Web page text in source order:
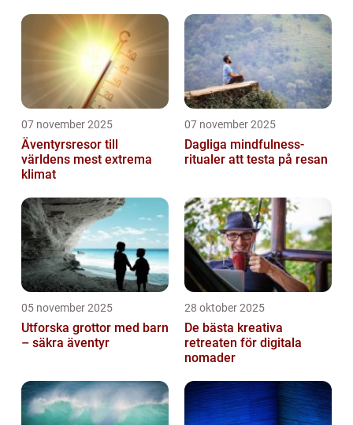
07 november 2025
Äventyrsresor till
världens mest extrema
klimat
07 november 2025
Dagliga mindfulness-
ritualer att testa på resan
05 november 2025
Utforska grottor med barn
– säkra äventyr
28 oktober 2025
De bästa kreativa
retreaten för digitala
nomader